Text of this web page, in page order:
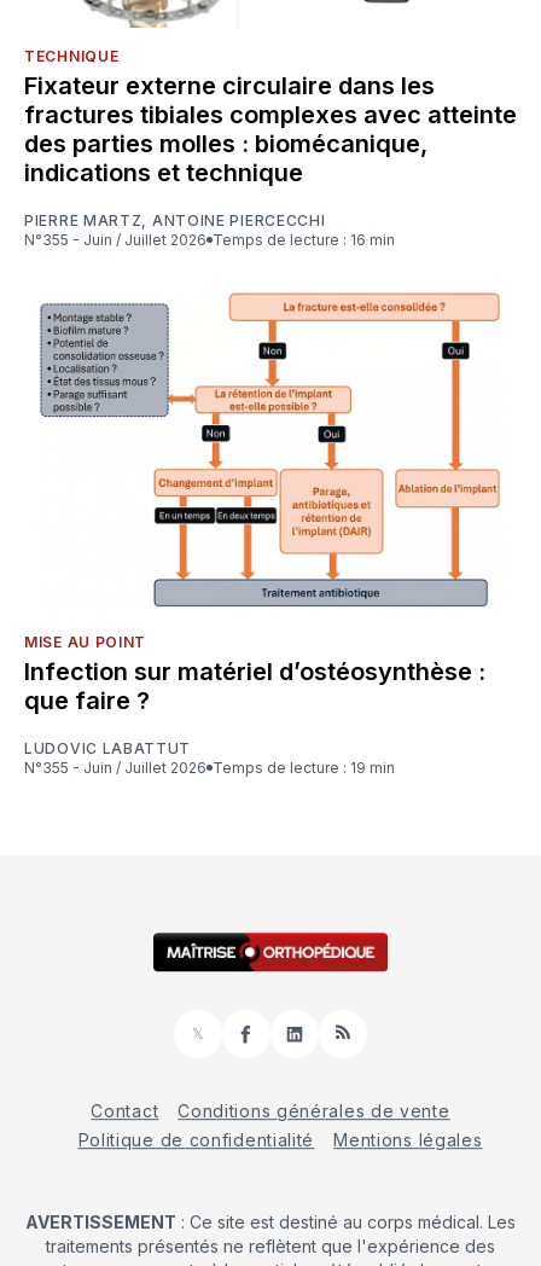
TECHNIQUE
Fixateur externe circulaire dans les
fractures tibiales complexes avec atteinte
des parties molles : biomécanique,
indications et technique
PIERRE MARTZ
ANTOINE PIERCECCHI
N°355 - Juin / Juillet 2026
Temps de lecture : 16 min
MISE AU POINT
Infection sur matériel d’ostéosynthèse :
que faire ?
LUDOVIC LABATTUT
N°355 - Juin / Juillet 2026
Temps de lecture : 19 min
𝕏
FacebookLinkedInRSS
Contact
Conditions générales de vente
Politique de confidentialité
Mentions légales
AVERTISSEMENT : Ce site est destiné au corps médical. Les
traitements présentés ne reflètent que l'expérience des